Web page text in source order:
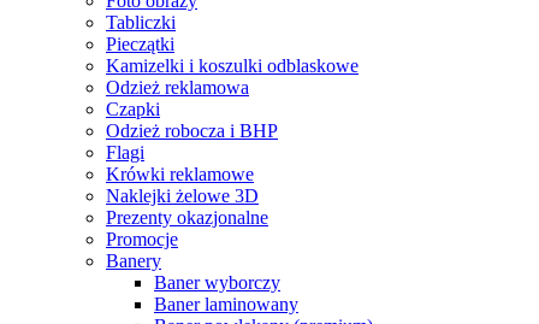
Tabliczki
Pieczątki
Kamizelki i koszulki odblaskowe
Odzież reklamowa
Czapki
Odzież robocza i BHP
Flagi
Krówki reklamowe
Naklejki żelowe 3D
Prezenty okazjonalne
Promocje
Banery
Baner wyborczy
Baner laminowany